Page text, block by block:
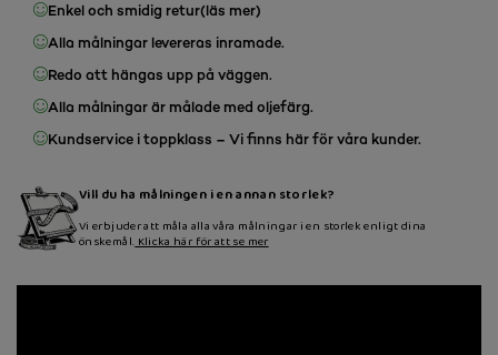
Enkel och smidig retur(läs mer)
Alla målningar levereras inramade.
Redo att hängas upp på väggen.
Alla målningar är målade med oljefärg.
Kundservice i toppklass – Vi finns här för våra kunder.
Vill du ha målningen i en annan storlek?
Vi erbjuder att måla alla våra målningar i en storlek enligt dina
önskemål.Klicka här för att se mer